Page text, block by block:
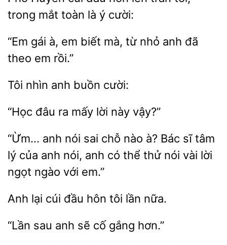
trong mắt
là ý
“Em gái à, biết mà, từ nhỏ
đã
em rồi.”
Tôi anh
đâu mấy này vậy?”
“Ừm… anh nói sai
nào à? Bác sĩ tâm
lý
anh nói, anh có thể
nói vài lời
ngọt ngào với em.”
Anh cúi đầu hôn nữa.
sau anh gắng hơn.”